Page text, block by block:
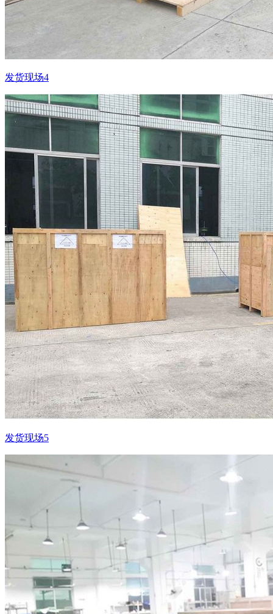
发货现场4
发货现场5